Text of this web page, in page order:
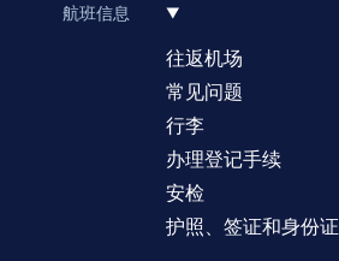
航班信息
往返机场
常见问题
行李
办理登记手续
安检
护照、签证和身份证